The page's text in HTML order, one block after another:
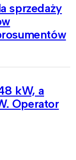
sprzedaży
kW, a
Operator